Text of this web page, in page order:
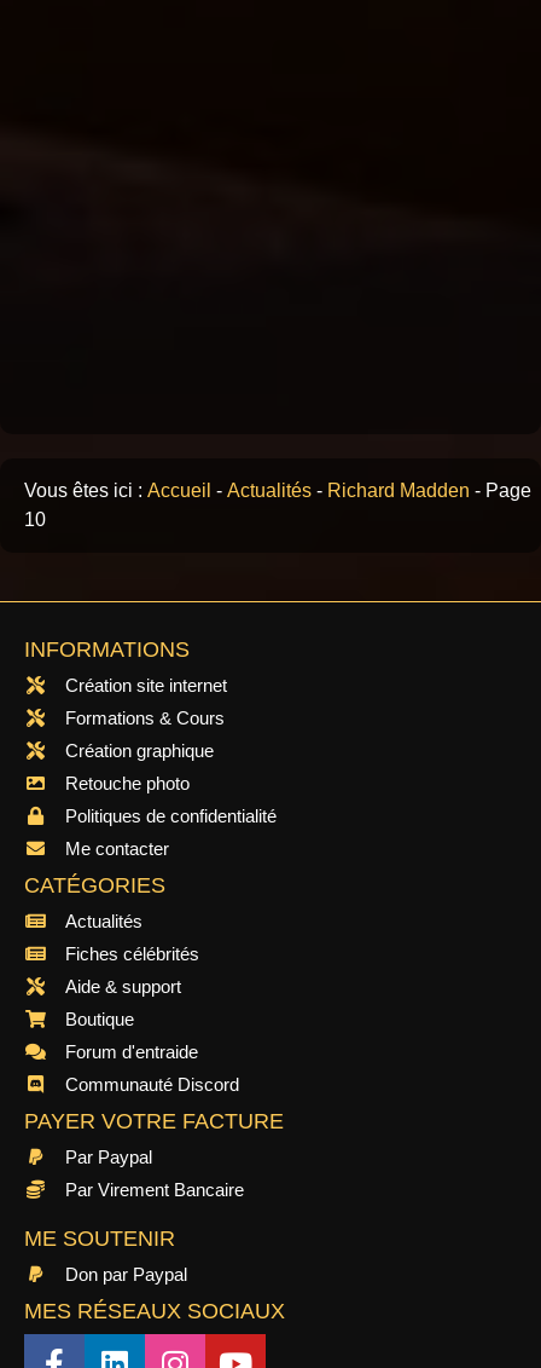
Vous êtes ici : Accueil - Actualités - Richard Madden - Page
10
INFORMATIONS
Création site internet
Formations & Cours
Création graphique
Retouche photo
Politiques de confidentialité
Me contacter
CATÉGORIES
Actualités
Fiches célébrités
Aide & support
Boutique
Forum d'entraide
Communauté Discord
PAYER VOTRE FACTURE
Par Paypal
Par Virement Bancaire
ME SOUTENIR
Don par Paypal
MES RÉSEAUX SOCIAUX